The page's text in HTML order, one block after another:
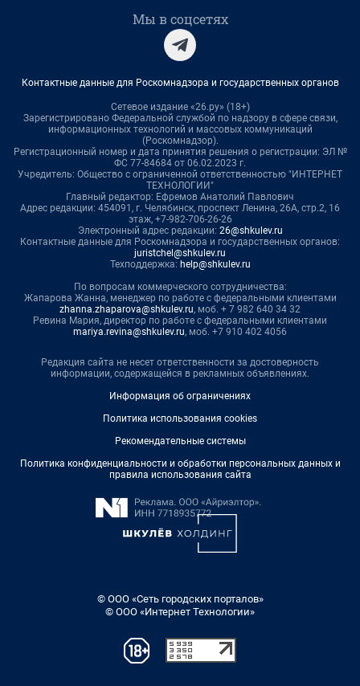
Мы в соцсетях
Контактные данные для Роскомнадзора и государственных органов
Сетевое издание «26.ру» (18+)
Зарегистрировано Федеральной службой по надзору в сфере связи,
информационных технологий и массовых коммуникаций
(Роскомнадзор).
Регистрационный номер и дата принятия решения о регистрации: ЭЛ №
ФС 77-84684 от 06.02.2023 г.
Учредитель: Общество с ограниченной ответственностью "ИНТЕРНЕТ
ТЕХНОЛОГИИ"
Главный редактор: Ефремов Анатолий Павлович
Адрес редакции: 454091, г. Челябинск, проспект Ленина, 26А, стр.2, 16
этаж, +7-982-706-26-26
Электронный адрес редакции: 26@shkulev.ru
Контактные данные для Роскомнадзора и государственных органов:
juristchel@shkulev.ru
Техподдержка: help@shkulev.ru
По вопросам коммерческого сотрудничества:
Жапарова Жанна, менеджер по работе с федеральными клиентами
zhanna.zhaparova@shkulev.ru, моб. + 7 982 640 34 32
Ревина Мария, директор по работе с федеральными клиентами
mariya.revina@shkulev.ru, моб. +7 910 402 4056
Редакция сайта не несет ответственности за достоверность
информации, содержащейся в рекламных объявлениях.
Информация об ограничениях
Политика использования cookies
Рекомендательные системы
Политика конфиденциальности и обработки персональных данных и
правила использования сайта
© ООО «Сеть городских порталов»
© ООО «Интернет Технологии»